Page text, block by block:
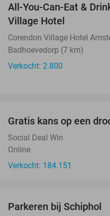
All-You-Can-Eat &
Village Hotel
Corendon Village Hotel
Badhoevedorp (7 km)
Verkocht: 2.800
Gratis kans op een
Social Deal Win
Online
Verkocht: 184.151
Parkeren bij Schiphol